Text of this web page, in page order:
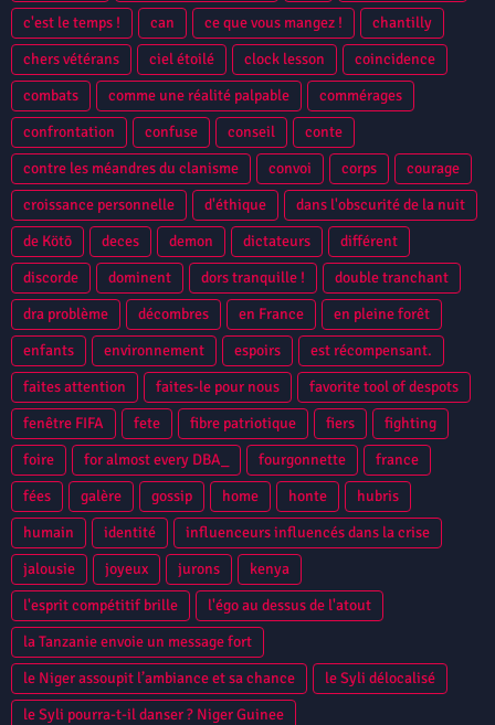
c'est le temps !
can ce que vous mangez !
chantilly
chers vétérans
ciel étoilé clock lesson
coincidence
combats
comme une réalité palpable
commérages
confrontation
confuse conseil
conte
contre les méandres du clanisme
convoi corps
courage
croissance personnelle
d'éthique
dans l'obscurité de la nuit
de Kötō
deces demon dictateurs
différent
discorde
dominent dors tranquille !
double tranchant
dra problème
décombres en France
en pleine forêt
enfants
environnement espoirs
est récompensant.
faites attention
faites-le pour nous
favorite tool of despots
fenêtre FIFA
fete fibre patriotique fiers
fighting
foire
for almost every DBA_ fourgonnette
france
fées
galère gossip home honte
hubris
humain
identité
influenceurs influencés dans la crise
jalousie
joyeux jurons
kenya
l'esprit compétitif brille
l'égo au dessus de l'atout
la Tanzanie envoie un message fort
le Niger assoupit l’ambiance et sa chance
le Syli délocalisé
le Syli pourra-t-il danser ? Niger Guinee